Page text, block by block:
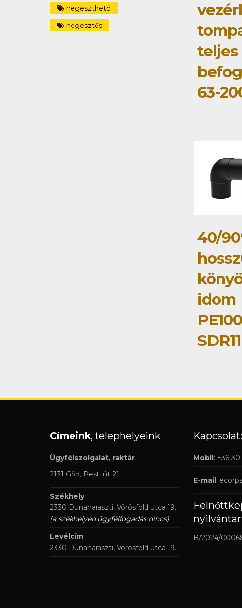
hegeszthető
hegesztős
teljes
63-
40/
idom
PE100
SDR11
Címeink, telephelyeink
Ügyfélszolgálat, raktár
2131 Göd, Pesti út 21.
Székhely
2330 Dunaharaszti, Vörösföld utca 19.
(a székhelyen ügyfélfogadás nincs)
Levélcím
2330 Dunaharaszti, Vörösföld utca 19.
Kapcsolat:
Mobil: +36 30
E-mail:
B/2024/